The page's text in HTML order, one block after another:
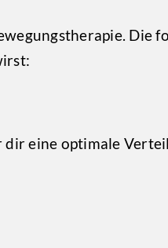
Die
eine optimale